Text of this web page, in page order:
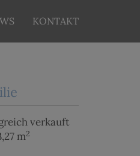
KONTAKT
verkauft
m2